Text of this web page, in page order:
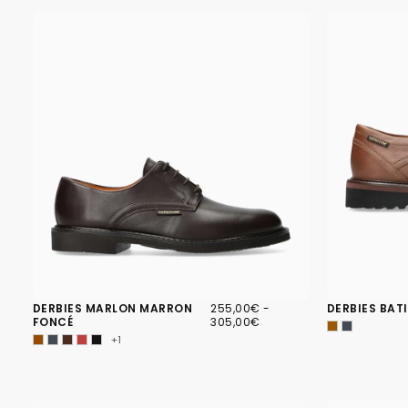
DERBIES MARLON MARRON
FONCÉ
255,00€
PRIX
MINIMUM
255,00€ -
305,00€
+1
DERBIES